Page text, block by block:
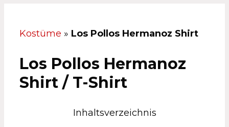
Kostüme » Los Pollos Hermanoz Shirt
Los Pollos Hermanoz
Shirt / T-Shirt
Inhaltsverzeichnis